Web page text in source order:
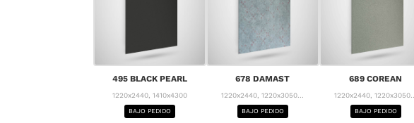
495 BLACK PEARL
1220x2440, 1410x4300
BAJO PEDIDO
678 DAMAST
1220x2440, 1220x3050...
BAJO PEDIDO
689 COREAN
1220x2440, 1220x3050...
BAJO PEDIDO